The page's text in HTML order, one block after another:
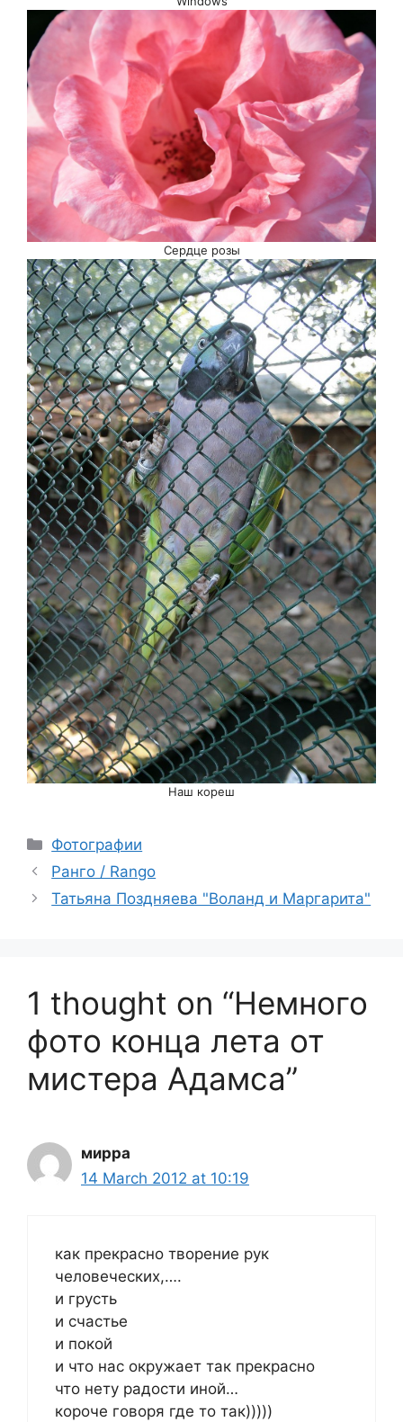
Сердце розы
Наш кореш
Categories
Фотографии
Ранго / Rango
Татьяна Поздняева "Воланд и Маргарита"
1 thought on “Немного
фото конца лета от
мистера Адамса”
мирра
14 March 2012 at 10:19
как прекрасно творение рук
человеческих,….
и грусть
и счастье
и покой
и что нас окружает так прекрасно
что нету радости иной…
короче говоря где то так)))))